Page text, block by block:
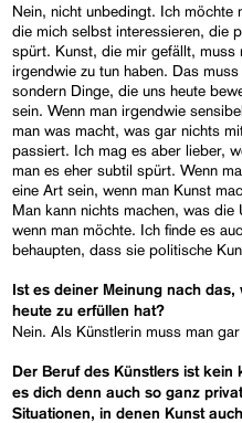
Nein, nicht unbedingt. Ich möchte
die mich selbst interessieren, die
spürt. Kunst, die mir gefällt,
irgendwie zu tun haben. Das
sondern Dinge, die uns heute
sein. Wenn man irgendwie
man was macht, was gar nichts
passiert. Ich mag es aber lieber,
man es eher subtil spürt. Wenn
eine Art sein, wenn man Kunst
Man kann nichts machen, was
wenn man möchte. Ich finde es
behaupten, dass sie politische
Ist es deiner Meinung nach
heute zu erfüllen hat?
Nein. Als Künstlerin muss man
Der Beruf des Künstlers ist kein
es dich denn auch so ganz
Situationen, in denen Kunst